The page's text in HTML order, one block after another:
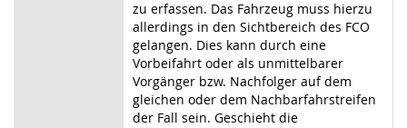
zu erfassen. Das Fahrzeug muss hierzu
allerdings in den Sichtbereich des FCO
gelangen. Dies kann durch eine
Vorbeifahrt oder als unmittelbarer
Vorgänger bzw. Nachfolger auf dem
gleichen oder dem Nachbarfahrstreifen
der Fall sein. Geschieht die